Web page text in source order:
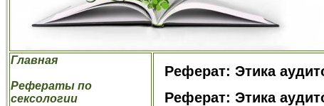
Главная
Рефераты по
сексологии
Реферат: Этика
Реферат: Этика